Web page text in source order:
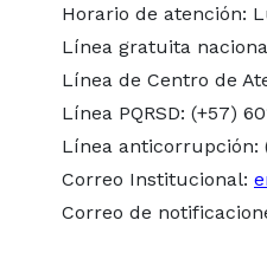
Horario de atención:
Línea gratuita
Línea de Centro de
Línea PQRSD: (+57)
Línea anticorrupción:
Correo Institucional:
Correo de